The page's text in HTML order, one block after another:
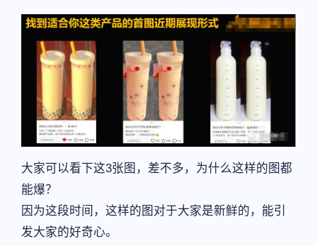
大家可以看下这3张图，差不多，为什么这样的图都
能爆？
因为这段时间，这样的图对于大家是新鲜的，能引
发大家的好奇心。